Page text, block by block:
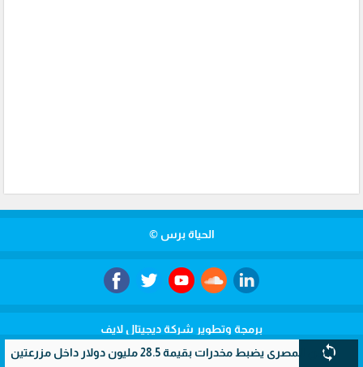
sync
يضبط مخدرات بقيمة 28.5 مليون دولار داخل مزرعتين سريتين بالإسماعيلية
الحياة برس ©
برمجة وتطوير شركة ديجيتال لايف